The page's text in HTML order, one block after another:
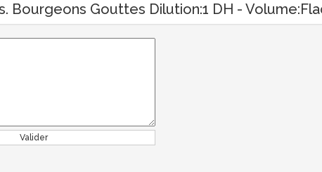
Bourgeons Gouttes Dilution:1 DH -
Valider